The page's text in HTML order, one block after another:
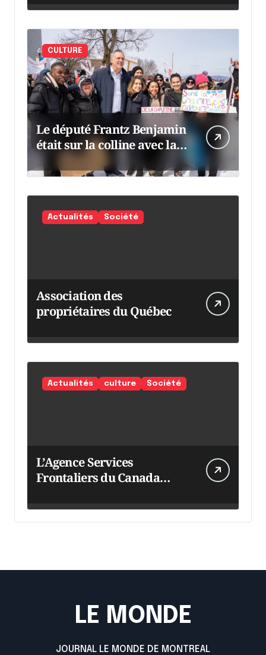
CULTURE
Le député Frantz Benjamin
était sur la colline avec la
chaumine
Actualités Société
Association des
propriétaires du Québec
Actualités culture Société
L’Agence Services
Frontaliers du Canada
LE MONDE
JOURNAL LE MONDE DE MONTREAL